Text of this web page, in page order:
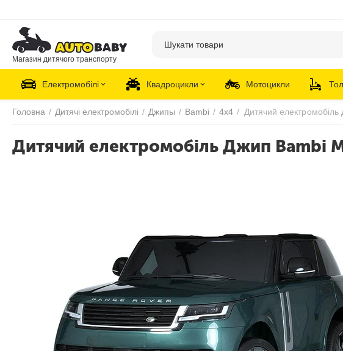
Магазин дитячого транспорту
Електромобілі Квадроцикли Мотоцикли
Головна / Дитячі електромобілі / Джипы / Bambi / 4х4 /
Дитячий електромобіль Джип Bambi